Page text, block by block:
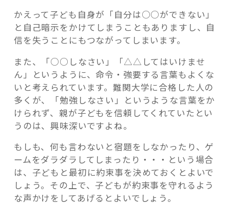
かえって子ども自身が「自分は○○ができない」
と自己暗示をかけてしまうこともありますし、自
信を失うことにもつながってしまいます。
また、「○○しなさい」「△△してはいけませ
ん」というように、命令・強要する言葉もよくな
いと考えられています。難関大学に合格した人の
多くが、「勉強しなさい」というような言葉をか
けられず、親が子どもを信頼してくれていたとい
うのは、興味深いですよね。
もしも、何も言わないと宿題をしなかったり、ゲ
ームをダラダラしてしまったり・・・という場合
は、子どもと最初に約束事を決めておくとよいで
しょう。その上で、子どもが約束事を守れるよう
な声かけをしてあげるとよいでしょう。